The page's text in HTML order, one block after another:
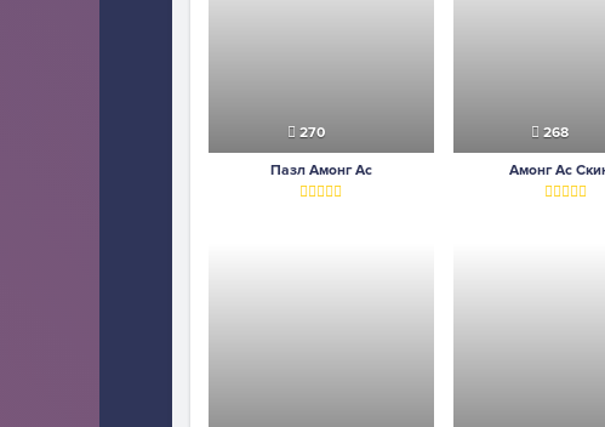
270
Пазл Амонг Ас
268
Амонг Ас